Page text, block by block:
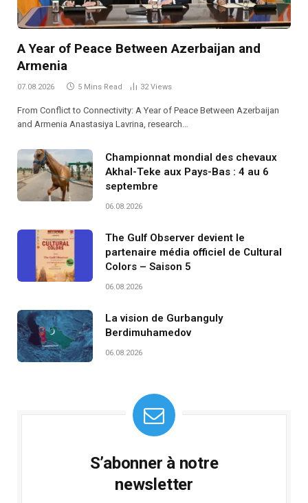
A Year of Peace Between Azerbaijan and
Armenia
07.08.2026 5 Mins Read 32Views
From Conflict to Connectivity: A Year of Peace Between Azerbaijan
and Armenia Anastasiya Lavrina, research…
Championnat mondial des chevaux
Akhal-Teke aux Pays-Bas : 4 au 6
septembre
06.08.2026
The Gulf Observer devient le
partenaire média officiel de Cultural
Colors – Saison 5
06.08.2026
La vision de Gurbanguly
Berdimuhamedov
06.08.2026
S’abonner à notre
newsletter